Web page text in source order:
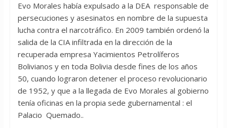
Evo Morales había expulsado a la DEA responsable de
persecuciones y asesinatos en nombre de la supuesta
lucha contra el narcotráfico. En 2009 también ordenó la
salida de la CIA infiltrada en la dirección de la
recuperada empresa Yacimientos Petrolíferos
Bolivianos y en toda Bolivia desde fines de los años
50, cuando lograron detener el proceso revolucionario
de 1952, y que a la llegada de Evo Morales al gobierno
tenía oficinas en la propia sede gubernamental : el
Palacio Quemado..